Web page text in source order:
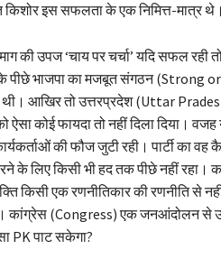
किशोर इस सफलता के एक निमित्त-मात्र
की उपज ‘चाय पर चर्चा’ यदि सफल रही
पीछे भाजपा का मजबूत संगठन (Strong
आखिर तो उत्तरप्रदेश (Uttar
ऐसा कोई फायदा तो नहीं दिला दिया।
की फौज जुटी रही। पार्टी का
के लिए किसी भी हद तक पीछे नहीं
किसी एक रणनीतिकार की रणनीति से
कांग्रेस (Congress) एक जनआंदोलन से
PK पाट सकेगा?